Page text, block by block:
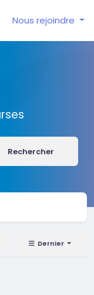
Nous rejoindre
Rechercher
Dernier